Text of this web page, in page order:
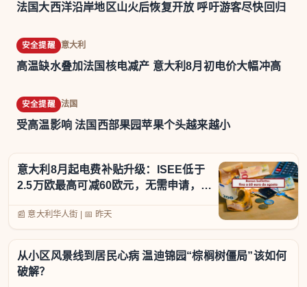
法国大西洋沿岸地区山火后恢复开放 呼吁游客尽快回归
安全提醒 意大利
高温缺水叠加法国核电减产 意大利8月初电价大幅冲高
安全提醒 法国
受高温影响 法国西部果园苹果个头越来越小
意大利8月起电费补贴升级：ISEE低于
2.5万欧最高可减60欧元，无需申请，但
📰 意大利华人街 📅 昨天
从小区风景线到居民心病 温迪锦园“棕榈树僵局”该如何
破解？